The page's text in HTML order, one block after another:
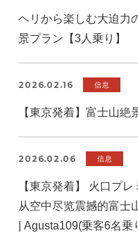
ヘリから楽しむ大迫力
景プラン【3人乗り】
2026.02.16 信息
【東京発着】富士山
2026.02.06 信息
【東京発着】 火口プ
从空中尽览震撼的富士
| Agusta109(乗客6名